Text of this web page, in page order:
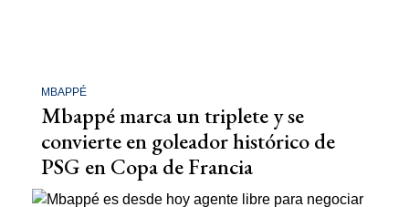
MBAPPÉ
Mbappé marca un triplete y se
convierte en goleador histórico de
PSG en Copa de Francia